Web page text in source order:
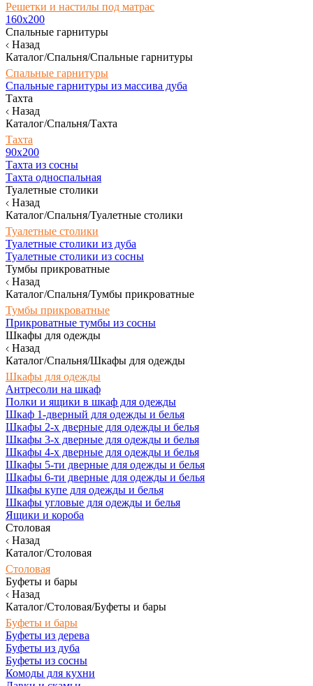
Решетки и настилы под матрас
160х200
Спальные гарнитуры
Назад
Каталог/Спальня/Спальные гарнитуры
Спальные гарнитуры
Спальные гарнитуры из массива дуба
Тахта
Назад
Каталог/Спальня/Тахта
Тахта
90х200
Тахта из сосны
Тахта односпальная
Туалетные столики
Назад
Каталог/Спальня/Туалетные столики
Туалетные столики
Туалетные столики из дуба
Туалетные столики из сосны
Тумбы прикроватные
Назад
Каталог/Спальня/Тумбы прикроватные
Тумбы прикроватные
Прикроватные тумбы из сосны
Шкафы для одежды
Назад
Каталог/Спальня/Шкафы для одежды
Шкафы для одежды
Антресоли на шкаф
Полки и ящики в шкаф для одежды
Шкаф 1-дверный для одежды и белья
Шкафы 2-х дверные для одежды и белья
Шкафы 3-х дверные для одежды и белья
Шкафы 4-х дверные для одежды и белья
Шкафы 5-ти дверные для одежды и белья
Шкафы 6-ти дверные для одежды и белья
Шкафы купе для одежды и белья
Шкафы угловые для одежды и белья
Ящики и короба
Столовая
Назад
Каталог/Столовая
Столовая
Буфеты и бары
Назад
Каталог/Столовая/Буфеты и бары
Буфеты и бары
Буфеты из дерева
Буфеты из дуба
Буфеты из сосны
Комоды для кухни